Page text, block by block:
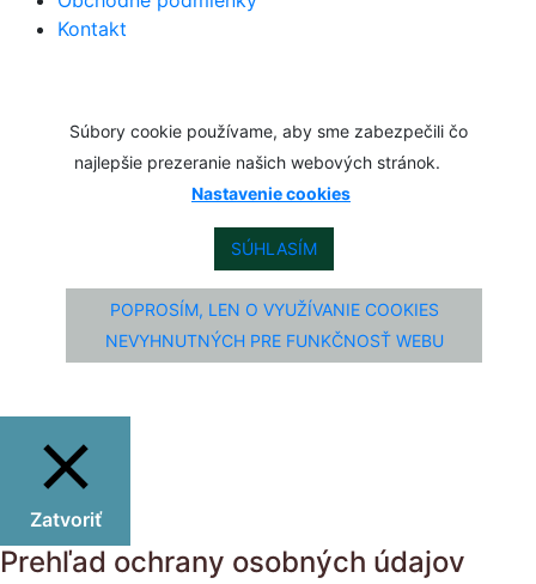
Kontakt
Súbory cookie používame, aby sme zabezpečili čo
najlepšie prezeranie našich webových stránok.
Nastavenie cookies
SÚHLASÍM
POPROSÍM, LEN O VYUŽÍVANIE COOKIES
NEVYHNUTNÝCH PRE FUNKČNOSŤ WEBU
Zatvoriť
Prehľad ochrany osobných údajov